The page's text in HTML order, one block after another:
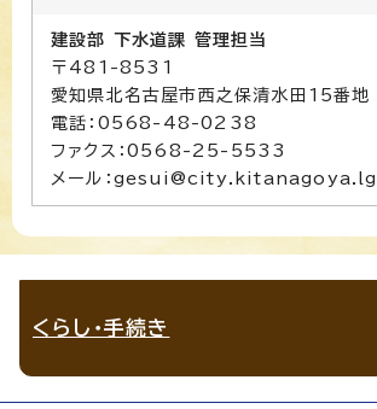
建設部 下水道課 管理担当
〒481-8531
愛知県北名古屋市西之保清水田15番地
電話：0568-48-0238
ファクス：0568-25-5533
メール：
くらし・手続き